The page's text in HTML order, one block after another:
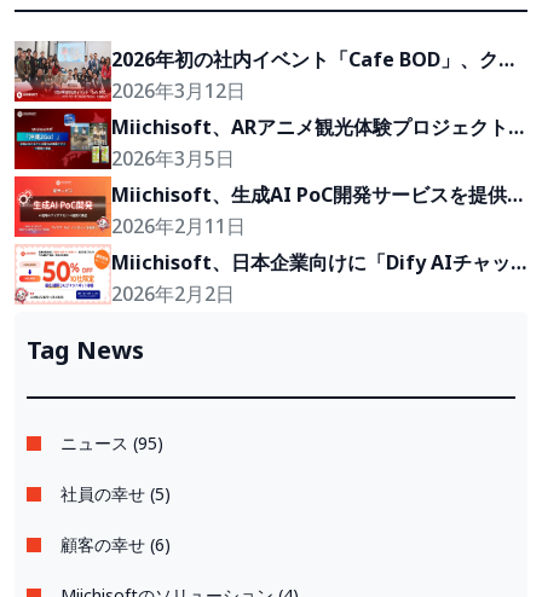
2026年初の社内イベント「Cafe BOD」、クラ
イアントの『Growth Partner』を目指して
2026年3月12日
Miichisoft、ARアニメ観光体験プロジェクト
「沖縄2Go！」の開発に参画
2026年3月5日
Miichisoft、生成AI PoC開発サービスを提供開
始。アイデアを2〜4週間で実現可能なプロトタ
イプに。
2026年2月11日
Miichisoft、日本企業向けに「Dify AIチャッ
トボット」導入支援プランを50％割引で提供。
2026年2月2日
Tag News
ニュース (95)
社員の幸せ (5)
顧客の幸せ (6)